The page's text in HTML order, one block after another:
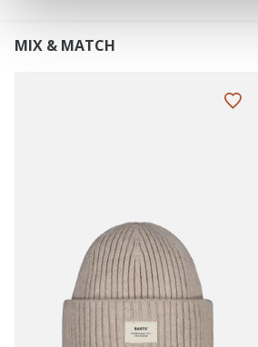
MIX & MATCH